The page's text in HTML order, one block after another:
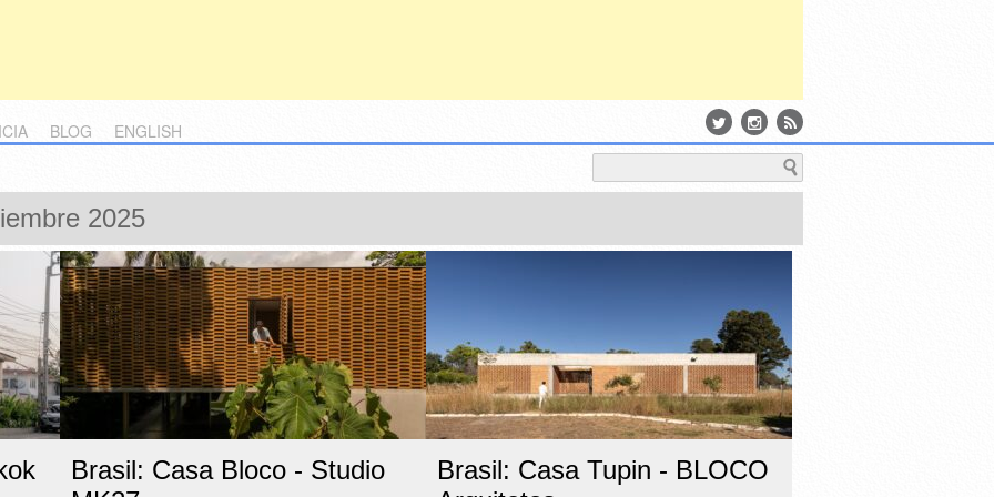
BLOG ENGLISH
2025
Brasil: Casa Bloco - Studio
Brasil: Casa Tupin - BLOCO